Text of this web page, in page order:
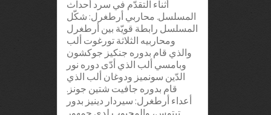
أثناء التقدّم في سرد أحداث
المسلسل. محاربي أرطغرل: شكّل
المسلسل رابطة قويّة بين أرطغرل
ومحاربيه الثلاثة تورغوت ألب
والذي قام بدوره جنكيز جوكشون
وبامسي ألب الذي أدّى دوره نور
الدّين سونميز ودوغان ألب الذي
قام بدوره جافيت شتين جونز.
أعداء أرطغرل: سيردار دينيز بدور
تيتوس، والمحبوب لدى جمهور